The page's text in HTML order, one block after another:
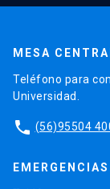
MESA
Teléfono para
Universidad.
phone (56)95504